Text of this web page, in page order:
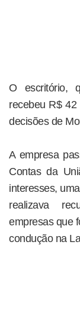
O escritório,
recebeu R$
decisões de
A empresa
Contas da
interesses,
realizava
empresas que
condução na